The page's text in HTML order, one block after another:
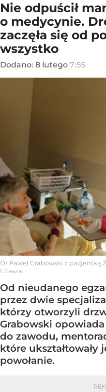
Nie odpuścił
o medycynie.
zaczęła się od
wszystko
Dodano: 8 lutego 7:55
Dr Paweł Grabowski z pacjentką
Eliasza
Od nieudanego
przez dwie
którzy otworzyli
Grabowski
do zawodu,
które ukształtowały
powołanie.